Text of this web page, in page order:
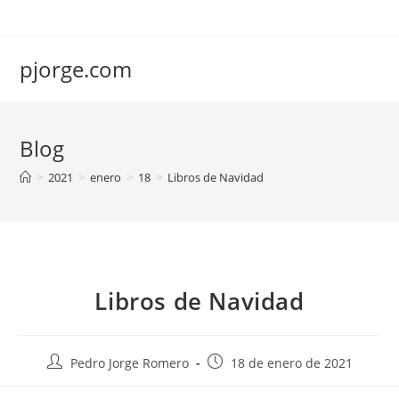
pjorge.com
Blog
> 2021 > enero > 18 > Libros de Navidad
Libros de Navidad
AutorPedro Jorge Romero
Publicación
18 de enero de 2021